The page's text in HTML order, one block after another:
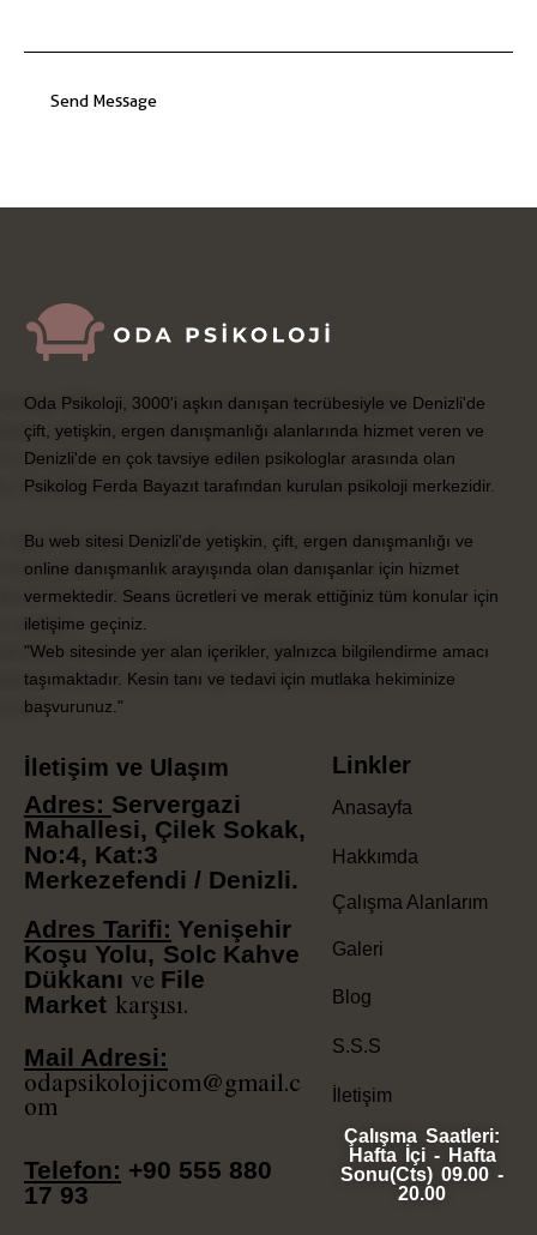
Send Message
Oda Psikoloji, 3000'i aşkın danışan tecrübesiyle ve Denizli'de
çift, yetişkin, ergen danışmanlığı alanlarında hizmet veren ve
Denizli'de en çok tavsiye edilen psikologlar arasında olan
Psikolog Ferda Bayazıt tarafından kurulan psikoloji merkezidir.
Bu web sitesi Denizli'de yetişkin, çift, ergen danışmanlığı ve
online danışmanlık arayışında olan danışanlar için hizmet
vermektedir. Seans ücretleri ve merak ettiğiniz tüm konular için
iletişime geçiniz.
"Web sitesinde yer alan içerikler, yalnızca bilgilendirme amacı
taşımaktadır. Kesin tanı ve tedavi için mutlaka hekiminize
başvurunuz."
İletişim ve Ulaşım
Adres: Servergazi
Mahallesi, Çilek Sokak,
No:4, Kat:3
Merkezefendi / Denizli.
Adres Tarifi: Yenişehir
Koşu Yolu, Solc Kahve
Dükkanı ve File
Market karşısı.
Mail Adresi:
odapsikolojicom@gmail.c
om
Telefon: +90 555 880
17 93
Linkler
Anasayfa
Hakkımda
Çalışma Alanlarım
Galeri
Blog
S.S.S
İletişim
Çalışma Saatleri:
Hafta İçi - Hafta
Sonu(Cts) 09.00 -
20.00